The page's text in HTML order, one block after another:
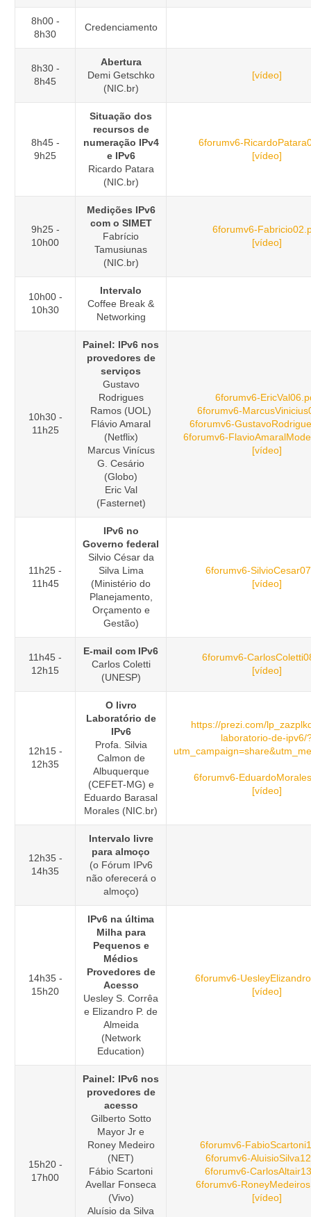
8h00 -
8h30
Credenciamento
8h30 -
8h45
Abertura
Demi Getschko
(NIC.br)
[vídeo]
8h45 -
9h25
Situação dos
recursos de
numeração IPv4
e IPv6
Ricardo Patara
(NIC.br)
6forumv6-
[vídeo]
9h25 -
10h00
Medições IPv6
com o SIMET
Fabrício
Tamusiunas
(NIC.br)
6forumv6-
[vídeo]
10h00 -
10h30
Intervalo
Coffee Break &
Networking
10h30 -
11h25
Painel: IPv6 nos
provedores de
serviços
Gustavo
Rodrigues
Ramos (UOL)
Flávio Amaral
(Netflix)
Marcus Vinícus
G. Cesário
(Globo)
Eric Val
(Fasternet)
6forumv6-
6forumv6-
6forumv6-
6forumv6-
[vídeo]
11h25 -
11h45
IPv6 no
Governo federal
Silvio César da
Silva Lima
(Ministério do
Planejamento,
Orçamento e
Gestão)
6forumv6-
[vídeo]
11h45 -
12h15
E-mail com IPv6
Carlos Coletti
(UNESP)
6forumv6-
[vídeo]
12h15 -
12h35
O livro
Laboratório de
IPv6
Profa. Silvia
Calmon de
Albuquerque
(CEFET-MG) e
Eduardo Barasal
Morales (NIC.br)
https://prezi.com/
laboratorio-de-ipv6/
6forumv6-
[vídeo]
12h35 -
14h35
Intervalo livre
para almoço
(o Fórum IPv6
não oferecerá o
almoço)
14h35 -
15h20
IPv6 na última
Milha para
Pequenos e
Médios
Provedores de
Acesso
Uesley S. Corrêa
e Elizandro P. de
Almeida
(Network
Education)
6forumv6-
[vídeo]
15h20 -
17h00
Painel: IPv6 nos
provedores de
acesso
Gilberto Sotto
Mayor Jr e
Roney Medeiro
(NET)
Fábio Scartoni
Avellar Fonseca
(Vivo)
Aluísio da Silva
6forumv6-
6forumv6-
6forumv6-
6forumv6-
[vídeo]